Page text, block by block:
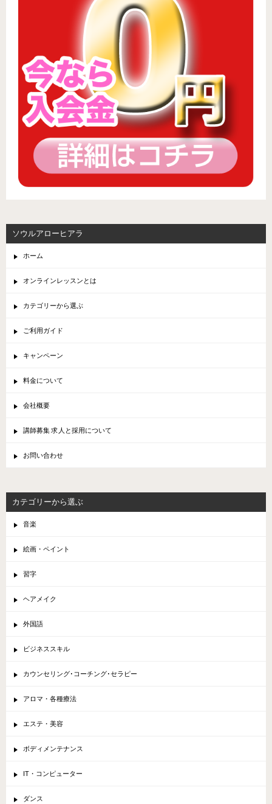
ソウルアローヒアラ
ホーム
オンラインレッスンとは
カテゴリーから選ぶ
ご利用ガイド
キャンペーン
料金について
会社概要
講師募集 求人と採用について
お問い合わせ
カテゴリーから選ぶ
音楽
絵画・ペイント
習字
ヘアメイク
外国語
ビジネススキル
カウンセリング･コーチング･セラピー
アロマ・各種療法
エステ・美容
ボディメンテナンス
IT・コンピューター
ダンス